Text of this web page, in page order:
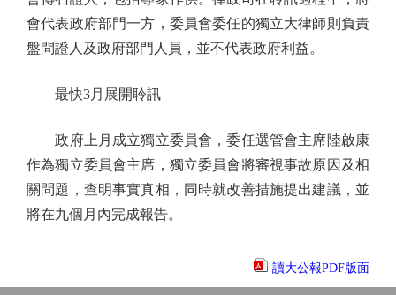
會代表政府部門一方，委員會委任的獨立大律師則負責
盤問證人及政府部門人員，並不代表政府利益。
最快3月展開聆訊
政府上月成立獨立委員會，委任選管會主席陸啟康
作為獨立委員會主席，獨立委員會將審視事故原因及相
關問題，查明事實真相，同時就改善措施提出建議，並
將在九個月內完成報告。
讀大公報PDF版面